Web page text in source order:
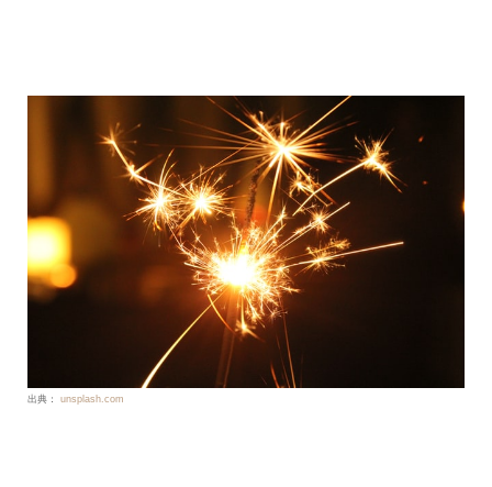
出典： unsplash.com